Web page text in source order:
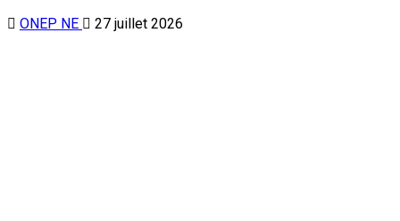
ONEP NE 27 juillet 2026